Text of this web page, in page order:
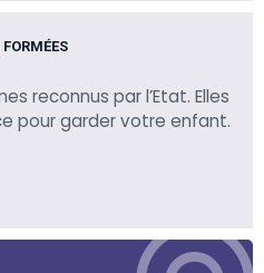
reconnus par l’Etat. Elles
pour garder votre enfant.